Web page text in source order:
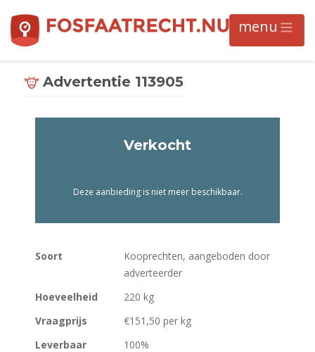
Advertentie 113905
Soort
Kooprechten, aangeboden door
adverteerder
Hoeveelheid
220 kg
Vraagprijs
€151,50 per kg
Leverbaar
100%
Verkocht
Deze aanbieding is niet meer beschikbaar.